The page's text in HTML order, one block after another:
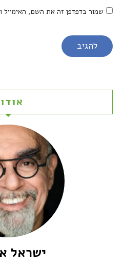
שמור בדפדפן זה את השם,
ישראל